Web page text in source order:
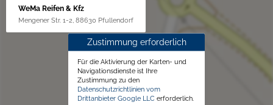
WeMa Reifen & Kfz
Mengener Str. 1-2, 88630 Pfullendorf
Zustimmung erforderlich
Für die Aktivierung der Karten- und
Navigationsdienste ist Ihre
Zustimmung zu den
Datenschutzrichtlinien vom
Drittanbieter Google LLC erforderlich.